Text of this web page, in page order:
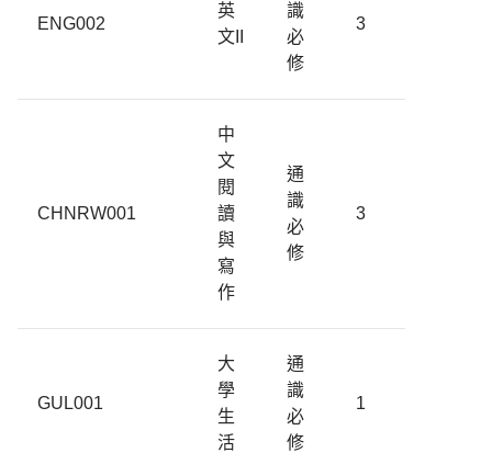
ENG002
英
文II
識
必
修
3
CHNRW001
中
文
閱
讀
與
寫
作
通
識
必
修
3
GUL001
大
學
生
活
通
識
必
修
1